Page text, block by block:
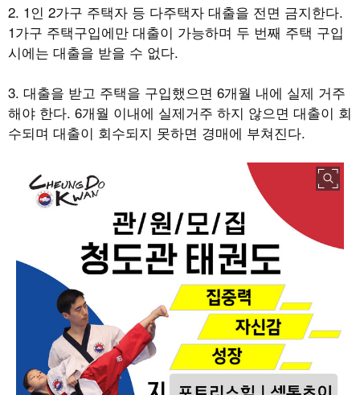
2. 1인 2가구 주택자 등 다주택자 대출을 전면 금지한다.
1가구 주택구입에만 대출이 가능하며 두 번째 주택 구입
시에는 대출을 받을 수 없다.
3. 대출을 받고 주택을 구입했으면 6개월 내에 실제 거주
해야 한다. 6개월 이내에 실제거주 하지 않으면 대출이 회
수되며 대출이 회수되지 못하면 경매에 부쳐진다.